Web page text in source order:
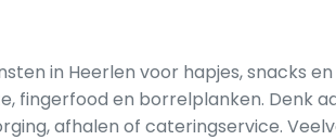
in Heerlen voor hapjes, snacks
fingerfood en borrelplanken. Denk
afhalen of cateringservice.